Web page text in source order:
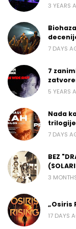
3 YEARS
7 DAYS
7
5 YEARS
Nada
trilogije
7 DAYS
BEZ
3
„Osiris
17 DAYS